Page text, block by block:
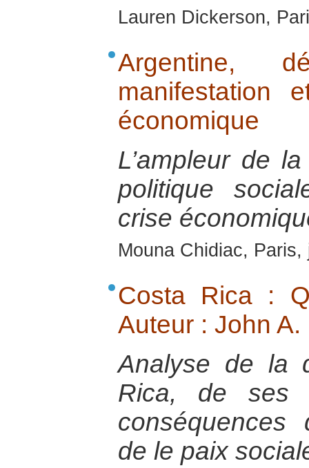
Lauren Dickerson,
Argentine,
manifestation
économique
L’ampleur de
politique
crise
Mouna Chidiac, Paris,
Costa Rica :
Auteur : John A.
Analyse de la
Rica, de ses
conséquences
de le paix